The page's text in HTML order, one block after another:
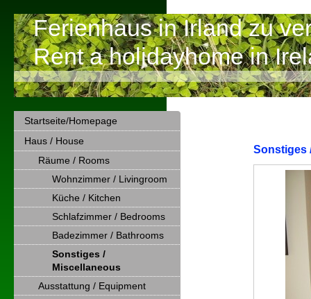
Ferienhaus in Irland zu
Rent a holidayhome in
Sonstiges
Startseite/Homepage
Haus / House
Räume / Rooms
Wohnzimmer / Livingroom
Küche / Kitchen
Schlafzimmer / Bedrooms
Badezimmer / Bathrooms
Sonstiges /
Miscellaneous
Ausstattung / Equipment